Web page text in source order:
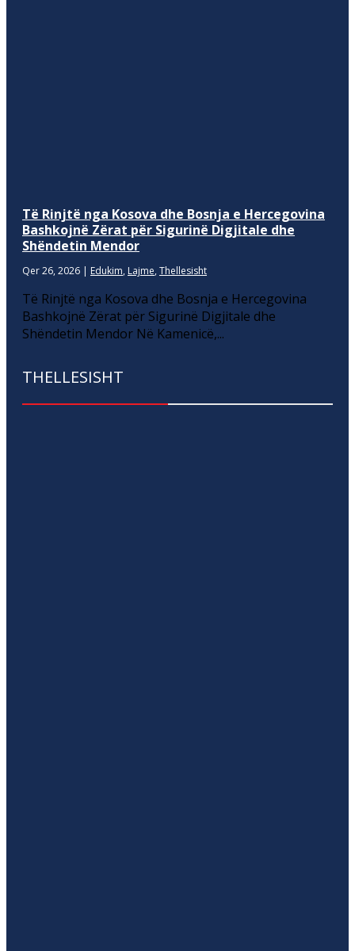
Të Rinjtë nga Kosova dhe Bosnja e Hercegovina
Bashkojnë Zërat për Sigurinë Digjitale dhe
Shëndetin Mendor
Qer 26, 2026 | Edukim, Lajme, Thellesisht
Të Rinjtë nga Kosova dhe Bosnja e Hercegovina
Bashkojnë Zërat për Sigurinë Digjitale dhe
Shëndetin Mendor Në Kamenicë,...
THELLESISHT